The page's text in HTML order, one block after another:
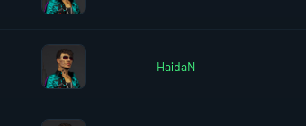
HaidaN